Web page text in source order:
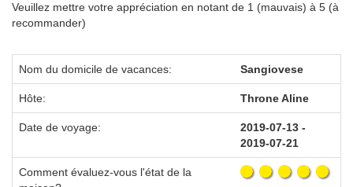
Veuillez mettre votre appréciation en notant de 1 (mauvais) à 5 (à
recommander)
Nom du domicile de vacances: Sangiovese
Hôte: Throne Aline
Date de voyage:
2019-07-13 -
2019-07-21
Comment évaluez-vous l'état de la